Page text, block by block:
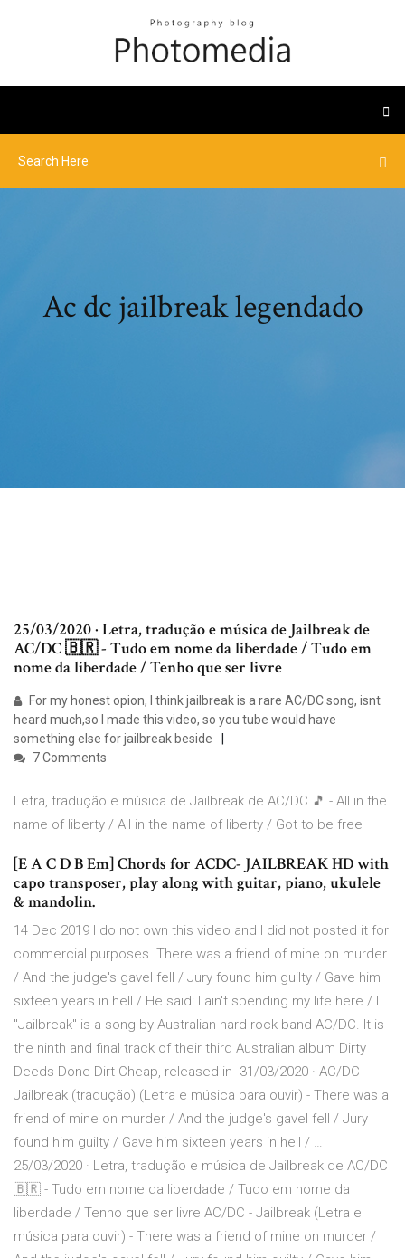
Ac dc jailbreak legendado
25/03/2020 · Letra, tradução e música de Jailbreak de
AC/DC 🇧🇷 - Tudo em nome da liberdade / Tudo em
nome da liberdade / Tenho que ser livre
For my honest opion, I think jailbreak is a rare AC/DC song, isnt
heard much,so I made this video, so you tube would have
something else for jailbreak beside
7 Comments
Letra, tradução e música de Jailbreak de AC/DC 🎵 - All in the
name of liberty / All in the name of liberty / Got to be free
[E A C D B Em] Chords for ACDC- JAILBREAK HD with
capo transposer, play along with guitar, piano, ukulele
& mandolin.
14 Dec 2019 I do not own this video and I did not posted it for
commercial purposes. There was a friend of mine on murder
/ And the judge's gavel fell / Jury found him guilty / Gave him
sixteen years in hell / He said: I ain't spending my life here / I
"Jailbreak" is a song by Australian hard rock band AC/DC. It is
the ninth and final track of their third Australian album Dirty
Deeds Done Dirt Cheap, released in 31/03/2020 · AC/DC -
Jailbreak (tradução) (Letra e música para ouvir) - There was a
friend of mine on murder / And the judge's gavel fell / Jury
found him guilty / Gave him sixteen years in hell / …
25/03/2020 · Letra, tradução e música de Jailbreak de AC/DC
🇧🇷 - Tudo em nome da liberdade / Tudo em nome da
liberdade / Tenho que ser livre AC/DC - Jailbreak (Letra e
música para ouvir) - There was a friend of mine on murder /